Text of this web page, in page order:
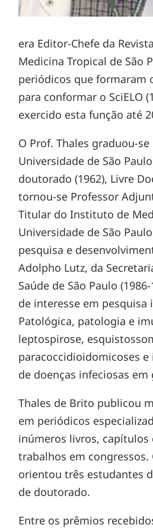
era Editor-Chefe da
Medicina Tropical de São
periódicos que formaram
para conformar o SciELO
exercido esta função até
O Prof. Thales graduou-
Universidade de São
doutorado (1962), Livre
tornou-se Professor
Titular do Instituto de
Universidade de São
pesquisa e
Adolpho Lutz, da
Saúde de São Paulo
de interesse em
Patológica, patologia e
leptospirose,
paracoccidioidomicoses
de doenças infeciosas em
Thales de Brito publicou
em periódicos
inúmeros livros, capítulos
trabalhos em congressos.
orientou três estudantes
de doutorado.
Entre os prêmios